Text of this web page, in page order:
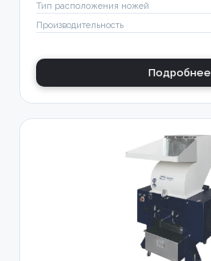
Тип расположения ножей
Производительность
Подробнее